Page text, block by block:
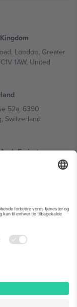
London, Greater
1AW, United
52a, 6390
Switzerland
Emirates
Silicon Oasis, DDP
se den specifikke